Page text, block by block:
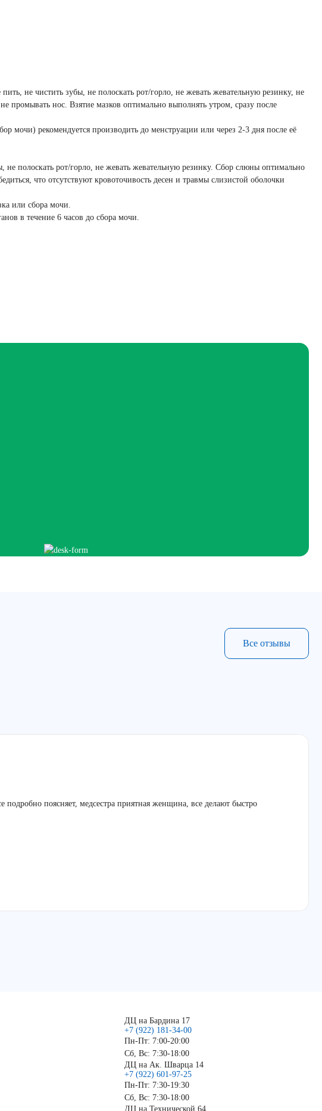
не чистить зубы, не полоскать рот/горло, не жевать жевательную резинку, не
промывать нос. Взятие мазков оптимально выполнять утром, сразу после
мочи) рекомендуется производить до менструации или через 2-3 дня после её
полоскать рот/горло, не жевать жевательную резинку. Сбор слюны оптимально
что отсутствуют кровоточивость десен и травмы слизистой оболочки
или сбора мочи.
в течение 6 часов до сбора мочи.
Все отзывы
подробно поясняет, медсестра приятная женщина, все делают быстро
ДЦ на Бардина 17
+7 (922) 181-34-00
Пн-Пт: 7:00-20:00
Сб, Вс: 7:30-18:00
ДЦ на Ак. Шварца 14
+7 (922) 601-97-25
Пн-Пт: 7:30-19:30
Сб, Вс: 7:30-18:00
ДЦ на Технической 64